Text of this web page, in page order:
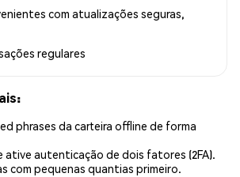
com atualizações seguras,
regulares
phrases da carteira offline de forma
ative autenticação de dois fatores (2FA).
com pequenas quantias primeiro.